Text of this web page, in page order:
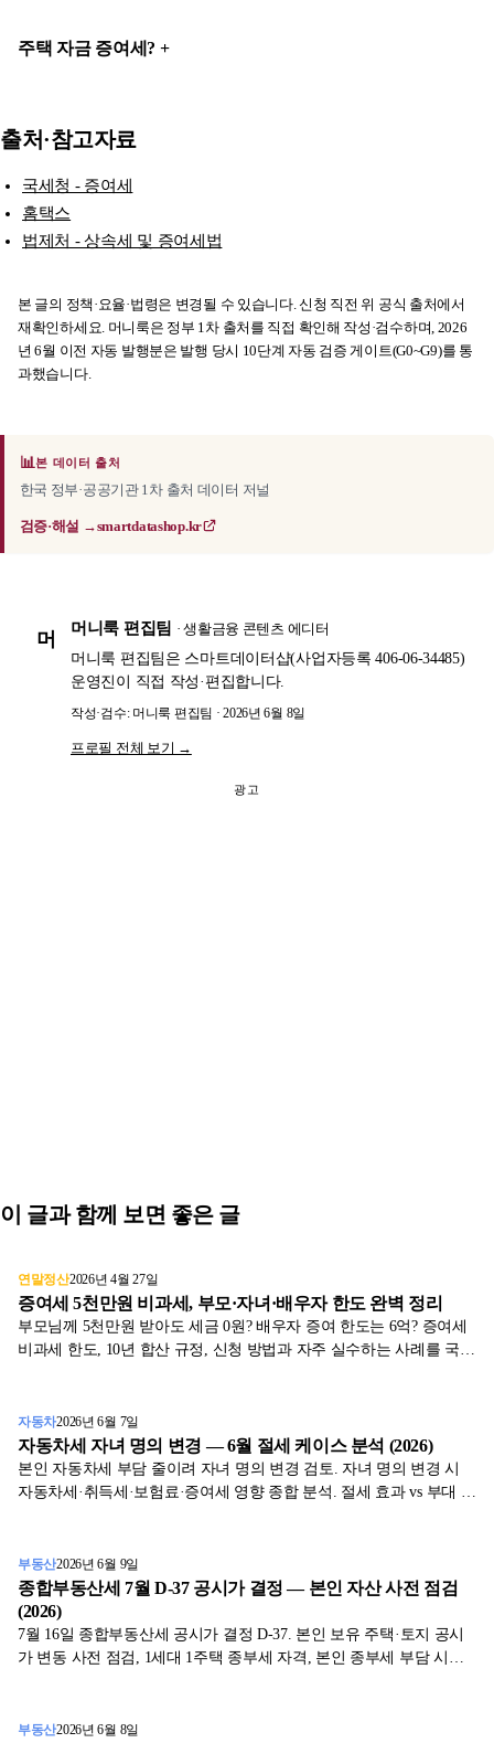
주택 자금 증여세?
출처·참고자료
국세청 - 증여세
홈택스
법제처 - 상속세 및 증여세법
본 글의 정책·요율·법령은 변경될 수 있습니다. 신청 직전 위 공식 출처에서
재확인하세요. 머니룩은 정부 1차 출처를 직접 확인해 작성·검수하며, 2026
년 6월 이전 자동 발행분은 발행 당시 10단계 자동 검증 게이트(G0~G9)를 통
과했습니다.
📊본 데이터 출처
한국 정부·공공기관 1차 출처 데이터 저널
검증·해설 →smartdatashop.kr
머
머니룩 편집팀 · 생활금융 콘텐츠 에디터
머니룩 편집팀은 스마트데이터샵(사업자등록 406-06-34485)
운영진이 직접 작성·편집합니다.
작성·검수: 머니룩 편집팀 · 2026년 6월 8일
프로필 전체 보기 →
광고
이 글과 함께 보면 좋은 글
연말정산2026년 4월 27일
증여세 5천만원 비과세, 부모·자녀·배우자 한도 완벽 정리
부모님께 5천만원 받아도 세금 0원? 배우자 증여 한도는 6억? 증여세
비과세 한도, 10년 합산 규정, 신청 방법과 자주 실수하는 사례를 국세
자동차2026년 6월 7일
자동차세 자녀 명의 변경 — 6월 절세 케이스 분석 (2026)
본인 자동차세 부담 줄이려 자녀 명의 변경 검토. 자녀 명의 변경 시
자동차세·취득세·보험료·증여세 영향 종합 분석. 절세 효과 vs 부대 비
부동산2026년 6월 9일
종합부동산세 7월 D-37 공시가 결정 — 본인 자산 사전 점검
(2026)
7월 16일 종합부동산세 공시가 결정 D-37. 본인 보유 주택·토지 공시
가 변동 사전 점검, 1세대 1주택 종부세 자격, 본인 종부세 부담 시뮬
부동산2026년 6월 8일